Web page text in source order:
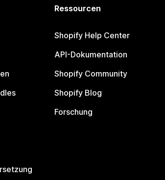
Ressourcen
Shopify Help Center
API-Dokumentation
Shopify Community
Shopify Blog
Forschung